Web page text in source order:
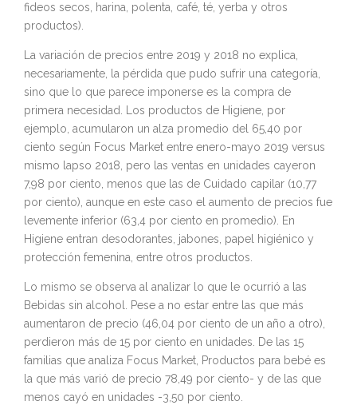
fideos secos, harina, polenta, café, té, yerba y otros
productos).
La variación de precios entre 2019 y 2018 no explica,
necesariamente, la pérdida que pudo sufrir una categoría,
sino que lo que parece imponerse es la compra de
primera necesidad. Los productos de Higiene, por
ejemplo, acumularon un alza promedio del 65,40 por
ciento según Focus Market entre enero-mayo 2019 versus
mismo lapso 2018, pero las ventas en unidades cayeron
7,98 por ciento, menos que las de Cuidado capilar (10,77
por ciento), aunque en este caso el aumento de precios fue
levemente inferior (63,4 por ciento en promedio). En
Higiene entran desodorantes, jabones, papel higiénico y
protección femenina, entre otros productos.
Lo mismo se observa al analizar lo que le ocurrió a las
Bebidas sin alcohol. Pese a no estar entre las que más
aumentaron de precio (46,04 por ciento de un año a otro),
perdieron más de 15 por ciento en unidades. De las 15
familias que analiza Focus Market, Productos para bebé es
la que más varió de precio 78,49 por ciento- y de las que
menos cayó en unidades -3,50 por ciento.